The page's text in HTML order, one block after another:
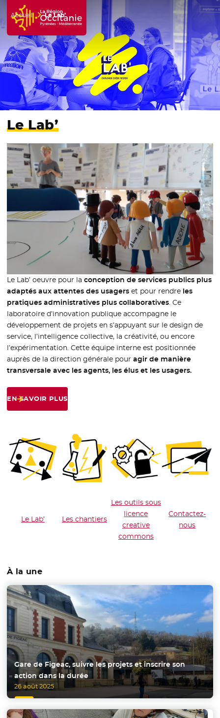
Accueil Région Occitanie / Pyrénées-Méditerranée
Accueil Le Lab’
Le Lab’
Le Lab’ oeuvre pour laconception de services publics plus
adaptés aux attentes des usagerset pour rendre les
pratiques administratives plus collaboratives. Ce
laboratoire d’innovation publique accompagne le
développement de projets en s’appuyant sur le design de
service, l’intelligence collective, la créativité, ou encore
l’expérimentation. Cette équipe interne est positionnée
auprès de la direction générale pouragir de manière
transversale avec les agents, les élus et les usagers.
EN SAVOIR PLUS
Le Lab’ Les chantiers
Les outils sous
licence
creative
commons
Contactez-
nous
À la une
Gare de Figeac, suivre les projets et inscrire son
action dans la durée
26 août 2025